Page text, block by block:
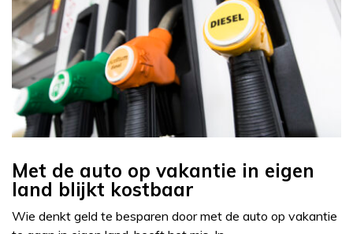
Met de auto op vakantie in eigen
land blijkt kostbaar
Wie denkt geld te besparen door met de auto op vakantie